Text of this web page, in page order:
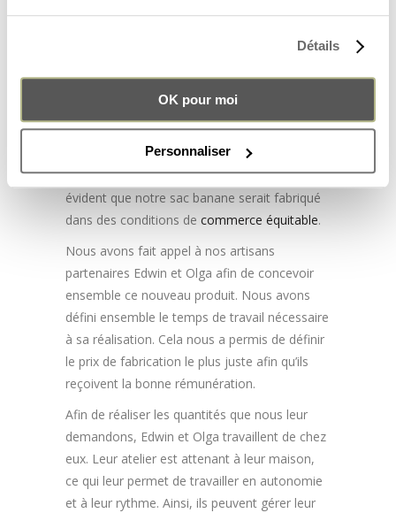
Détails
OK pour moi
Personnaliser
Nous souhaitions concevoir un nouveau sac
banane de qualité et stylé. Nous souhaitions
aussi le faire de façon responsable. Comme
tous nos autres produits Pachamama, il était
évident que notre sac banane serait fabriqué
dans des conditions de commerce équitable.
Nous avons fait appel à nos artisans
partenaires Edwin et Olga afin de concevoir
ensemble ce nouveau produit. Nous avons
défini ensemble le temps de travail nécessaire
à sa réalisation. Cela nous a permis de définir
le prix de fabrication le plus juste afin qu’ils
reçoivent la bonne rémunération.
Afin de réaliser les quantités que nous leur
demandons, Edwin et Olga travaillent de chez
eux. Leur atelier est attenant à leur maison,
ce qui leur permet de travailler en autonomie
et à leur rythme. Ainsi, ils peuvent gérer leur